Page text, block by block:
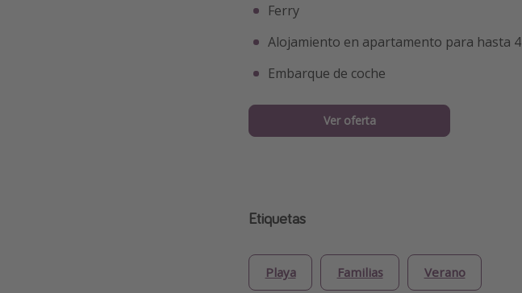
Ferry
Alojamiento en apartamento para hasta 4
Embarque de coche
Ver oferta
Etiquetas
Playa Familias Verano